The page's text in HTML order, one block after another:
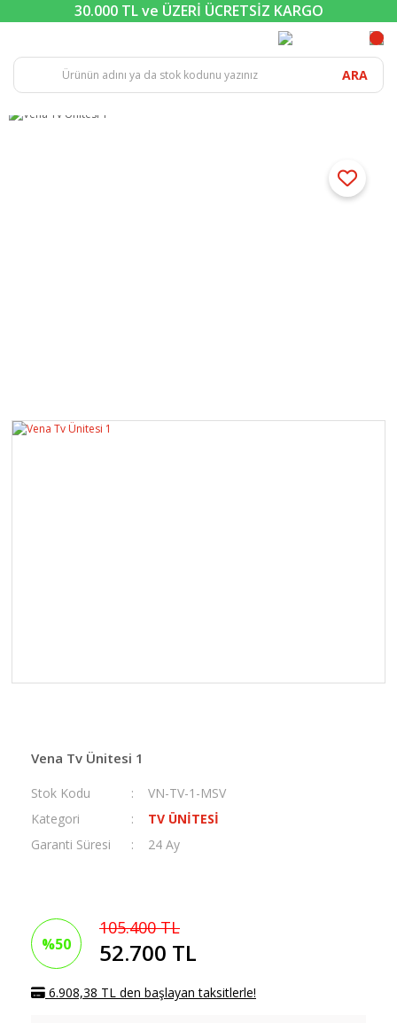
30.000 TL ve ÜZERİ ÜCRETSİZ KARGO
ARA
Vena Tv Ünitesi 1
Stok Kodu
VN-TV-1-MSV
Kategori
TV ÜNİTESİ
Garanti Süresi
24 Ay
%50
105.400 TL
52.700 TL
6.908,38 TL den başlayan taksitlerle!